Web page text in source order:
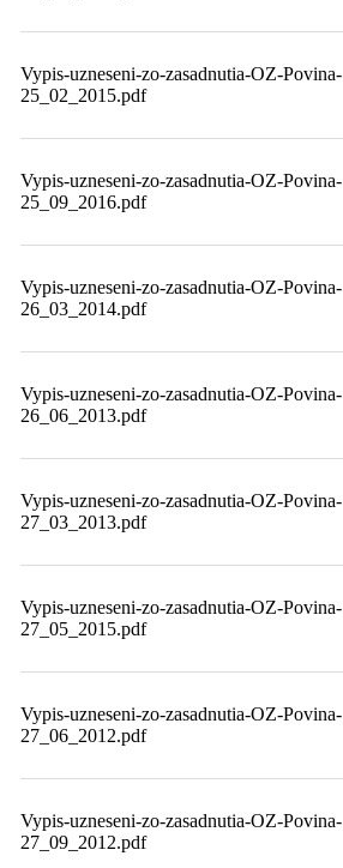
Vypis-uzneseni-zo-zasadnutia-OZ-Povina-
25_02_2015.pdf
Vypis-uzneseni-zo-zasadnutia-OZ-Povina-
25_09_2016.pdf
Vypis-uzneseni-zo-zasadnutia-OZ-Povina-
26_03_2014.pdf
Vypis-uzneseni-zo-zasadnutia-OZ-Povina-
26_06_2013.pdf
Vypis-uzneseni-zo-zasadnutia-OZ-Povina-
27_03_2013.pdf
Vypis-uzneseni-zo-zasadnutia-OZ-Povina-
27_05_2015.pdf
Vypis-uzneseni-zo-zasadnutia-OZ-Povina-
27_06_2012.pdf
Vypis-uzneseni-zo-zasadnutia-OZ-Povina-
27_09_2012.pdf